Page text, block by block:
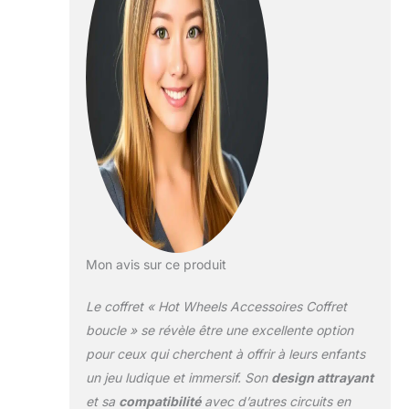
configurations.
encourage la
réflexion et
l’expérimentation
pour résoudre des
problèmes ​boostez
l’action looping du
coffret looping en
reliant la piste au
couvercle à 8
endroits différents.
La base du bac
éléments de
ainsi qu’une zone
piste et des pièces
supplémentaires
pour passer à la
vitesse supérieure
Mon avis sur ce produit
Le coffret « Hot Wheels Accessoires Coffret
boucle » se révèle être une excellente option
pour ceux qui cherchent à offrir à leurs enfants
un jeu ludique et immersif. Son design attrayant
et sa compatibilitéavec d’autres circuits en